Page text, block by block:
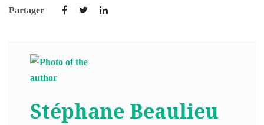
Partager
Stéphane Beaulieu